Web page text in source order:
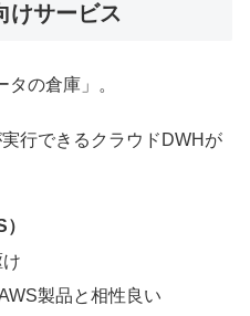
けサービス
の倉庫」。
行できるクラウドDWHが
製品と相性良い